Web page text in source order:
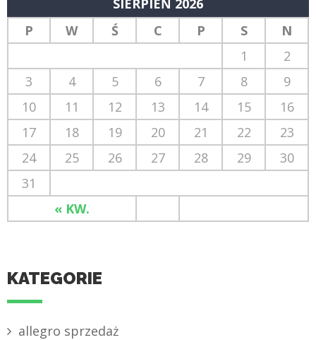
P
W Ś C P S N
« KW.
1
2
3
4 5 6 7 8
9
10
11 12 13 14 15
16
17
18 19 20 21 22
23
24
25 26 27 28 29
30
31
KATEGORIE
allegro sprzedaż